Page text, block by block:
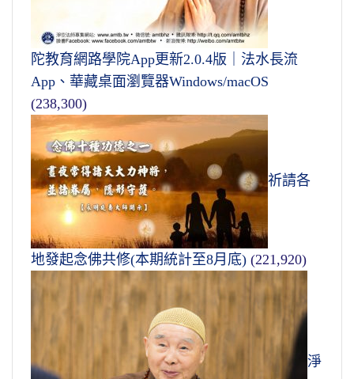
陀教育網路學院App更新2.0.4版｜法水長流
App、華藏桌面瀏覽器Windows/macOS
(238,300)
祈請各
地發起念佛共修(本期統計至8月底) (221,920)
淨